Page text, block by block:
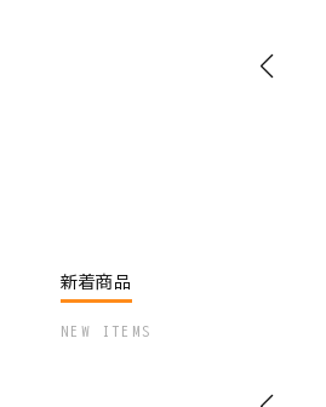
新着商品
NEW ITEMS